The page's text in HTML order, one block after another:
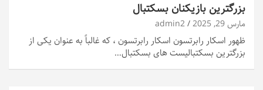
بزرگترین بازیکنان بسکتبال
مارس 29, 2025 admin2
ظهور اسکار رابرتسون اسکار رابرتسون ، که غالباً به عنوان یکی از
بزرگترین بسکتبالیست های بسکتبال…